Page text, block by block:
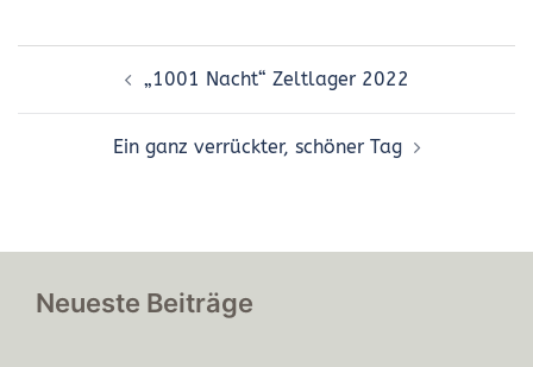
„1001 Nacht“ Zeltlager 2022
Ein ganz verrückter, schöner Tag
Neueste Beiträge